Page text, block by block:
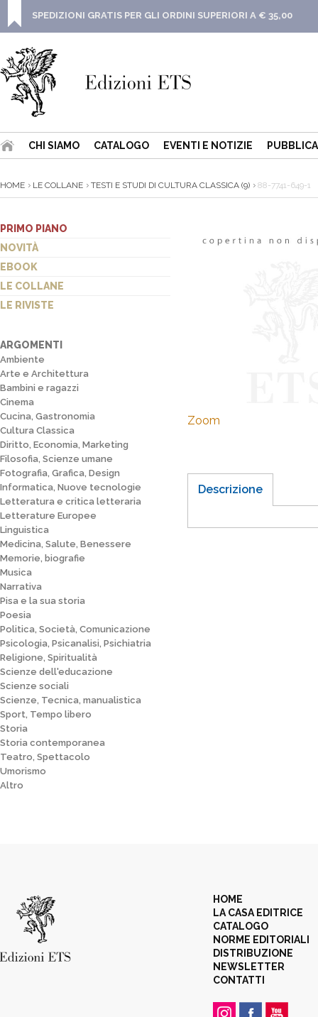
SPEDIZIONI GRATIS PER GLI ORDINI SUPERIORI A € 35,00
CHI SIAMO CATALOGO EVENTI E NOTIZIE
HOME LE COLLANE TESTI E STUDI DI CULTURA CLASSICA (9) 88-7741-649-1
PRIMO PIANO
NOVITÀ
EBOOK
LE COLLANE
LE RIVISTE
ARGOMENTI
Ambiente
Arte e Architettura
Bambini e ragazzi
Cinema
Cucina, Gastronomia
Cultura Classica
Diritto, Economia, Marketing
Filosofia, Scienze umane
Fotografia, Grafica, Design
Informatica, Nuove tecnologie
Letteratura e critica letteraria
Letterature Europee
Linguistica
Medicina, Salute, Benessere
Memorie, biografie
Musica
Narrativa
Pisa e la sua storia
Poesia
Politica, Società, Comunicazione
Psicologia, Psicanalisi, Psichiatria
Religione, Spiritualità
Scienze dell'educazione
Scienze sociali
Scienze, Tecnica, manualistica
Sport, Tempo libero
Storia
Storia contemporanea
Teatro, Spettacolo
Umorismo
Altro
Zoom
Descrizione
HOME
LA CASA EDITRICE
CATALOGO
NORME EDITORIALI
DISTRIBUZIONE
NEWSLETTER
CONTATTI